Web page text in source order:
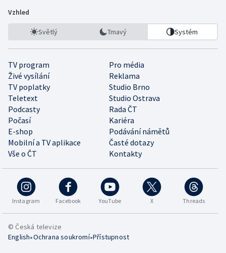
Vzhled
Světlý Tmavý Systém
TV program
Pro média
Živé vysílání
Reklama
TV poplatky
Studio Brno
Teletext
Studio Ostrava
Podcasty
Rada ČT
Počasí
Kariéra
E-shop
Podávání námětů
Mobilní a TV aplikace
Časté dotazy
Vše o ČT
Kontakty
Instagram Facebook YouTube X Threads
© Česká televize
English•Ochrana soukromí•Přístupnost